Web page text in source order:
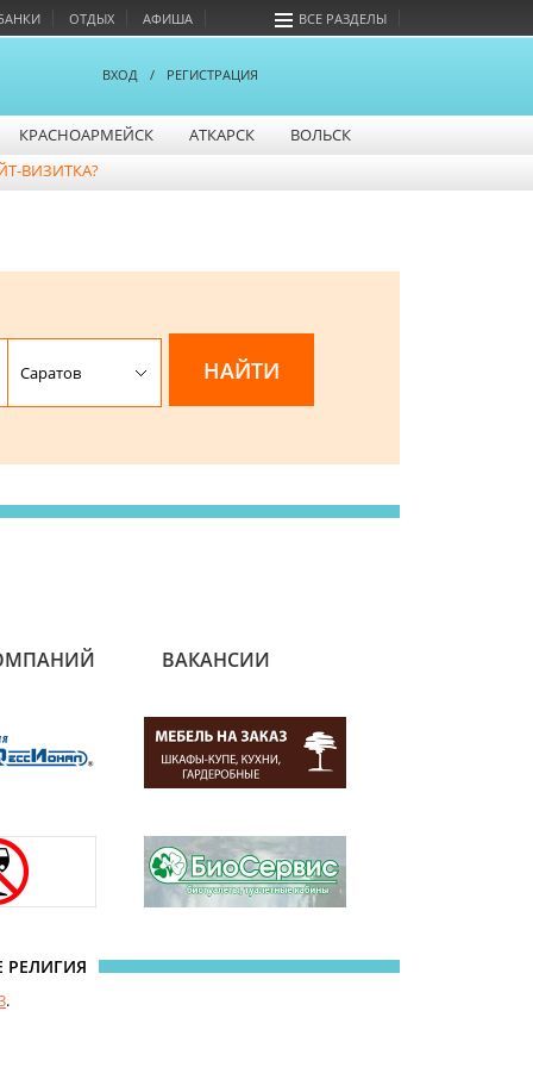
ОТДЫХ АФИША ВСЕ РАЗДЕЛЫ
ВХОД / РЕГИСТРАЦИЯ
КРАСНОАРМЕЙСК АТКАРСК
ВОЛЬСК
ВИЗИТКА?
ВАКАНСИИ
РЕЛИГИЯ
.